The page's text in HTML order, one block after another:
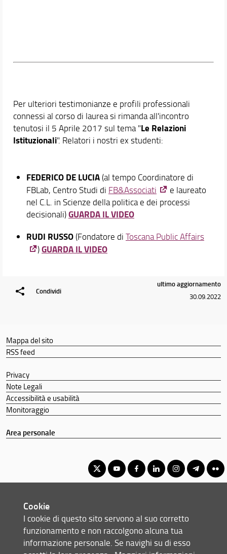
Per ulteriori testimonianze e profili professionali
connessi al corso di laurea si rimanda all'incontro
tenutosi il 5 Aprile 2017 sul tema "Le Relazioni
Istituzionali". Relatori i nostri ex studenti:
FEDERICO DE LUCIA(al tempo Coordinatore di
FBLab, Centro Studi di FB&Associati
e laureato
nel C.L. in Scienze della politica e dei processi
decisionali)GUARDA IL VIDEO
RUDI RUSSO(Fondatore di Toscana Public Affairs
)GUARDA IL VIDEO
Condividi
ultimo aggiornamento
30.09.2022
Mappa del sito
RSS feed
Privacy
Note Legali
Accessibilità e usabilità
Monitoraggio
Area personale
© Copyright 2012-2026 Università degli Studi di Firenze UNIFI
P.IVA/Cod.Fis 01279680480
Scuola di Scienze Politiche 'Cesare Alfieri' - Via delle Pandette, 32 -
Cookie
I cookie di questo sito servono al suo corretto
funzionamento e non raccolgono alcuna tua
informazione personale. Se navighi su di esso